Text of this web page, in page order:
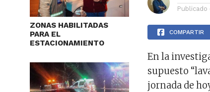
ZONAS HABILITADAS
PARA EL
ESTACIONAMIENTO
Publicado
COMPARTIR
En la
supuesto
jornada de